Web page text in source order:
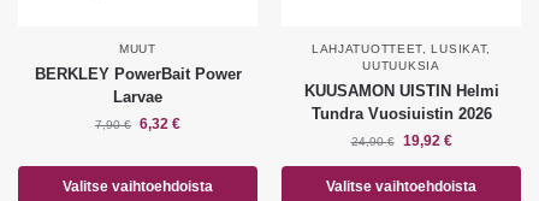
MUUT
BERKLEY PowerBait Power
Larvae
7,90€ 6,32 €
Valitse vaihtoehdoista
LAHJATUOTTEET ,LUSIKAT,
UUTUUKSIA
KUUSAMON UISTIN Helmi
Tundra Vuosiuistin 2026
24,90€ 19,92 €
Valitse vaihtoehdoista